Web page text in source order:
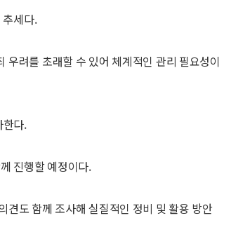
세다.
우려를 초래할 수 있어 체계적인 관리 필요성이
한다.
진행할 예정이다.
견도 함께 조사해 실질적인 정비 및 활용 방안